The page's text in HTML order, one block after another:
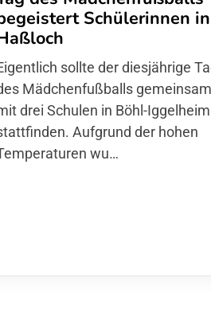
Schülerinnen in
sollte der diesjährige
Mädchenfußballs gemeinsam
drei Schulen in Böhl-Iggelheim
Aufgrund der hohen
wu…